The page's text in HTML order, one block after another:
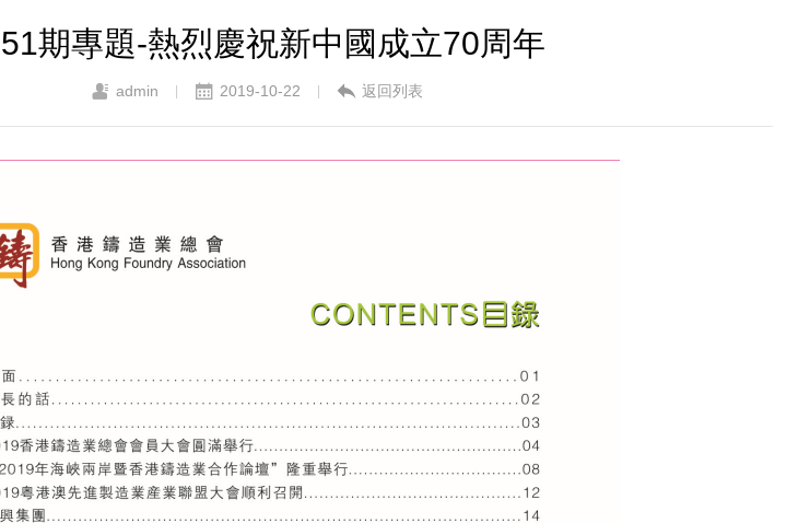
期專題-熱烈慶祝新中國成立70周年
admin 2019-10-22 返回列表